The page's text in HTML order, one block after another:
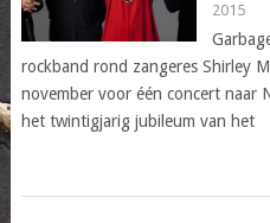
2015
rockband rond zangeres Shirley
november voor één concert naar
het twintigjarig jubileum van het